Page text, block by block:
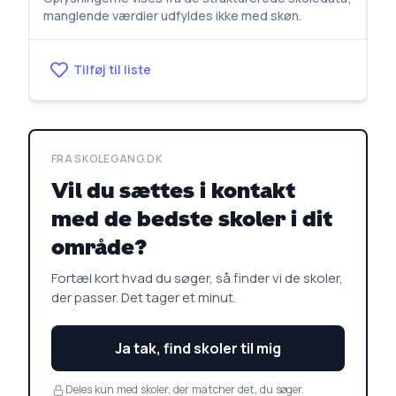
manglende værdier udfyldes ikke med skøn.
Tilføj til liste
FRA SKOLEGANG.DK
Vil du sættes i kontakt
med de bedste skoler i dit
område?
Fortæl kort hvad du søger, så finder vi de skoler,
der passer. Det tager et minut.
Ja tak, find skoler til mig
Deles kun med skoler, der matcher det, du søger.